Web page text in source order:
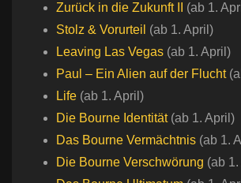
Zurück in die Zukunft II
(ab 1.
Stolz & Vorurteil (ab 1. April)
Leaving Las Vegas (ab 1. April)
Paul – Ein Alien auf der Flucht
Life (ab 1. April)
Die Bourne Identität(ab 1. April)
Das Bourne Vermächtnis (ab 1.
Die Bourne Verschwörung (ab